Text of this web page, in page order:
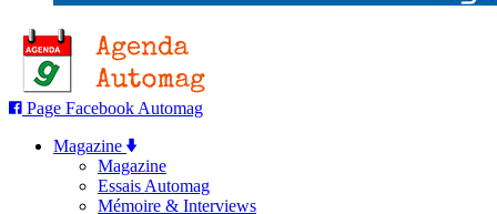
Page Facebook Automag
Magazine
Magazine
Essais Automag
Mémoire & Interviews